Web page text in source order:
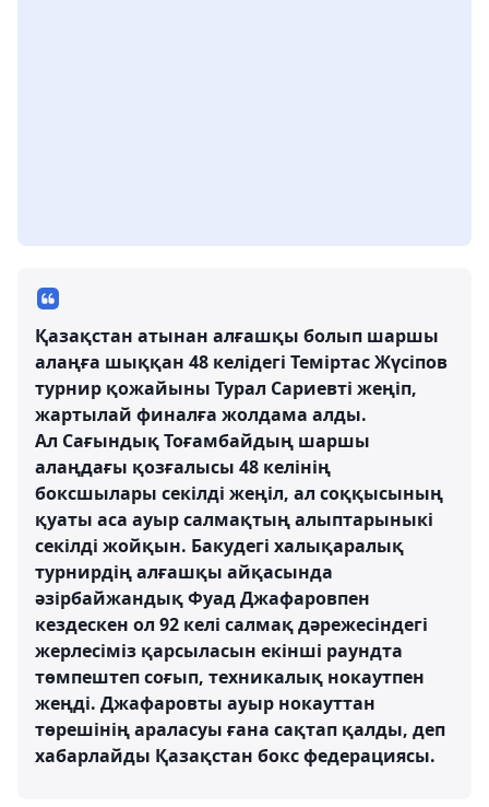
Қазақстан атынан алғашқы болып шаршы
алаңға шыққан 48 келідегі Теміртас Жүсіпов
турнир қожайыны Турал Сариевті жеңіп,
жартылай финалға жолдама алды.
Ал Сағындық Тоғамбайдың шаршы
алаңдағы қозғалысы 48 келінің
боксшылары секілді жеңіл, ал соққысының
қуаты аса ауыр салмақтың алыптарыныкі
секілді жойқын. Бакудегі халықаралық
турнирдің алғашқы айқасында
әзірбайжандық Фуад Джафаровпен
кездескен ол 92 келі салмақ дәрежесіндегі
жерлесіміз қарсыласын екінші раундта
төмпештеп соғып, техникалық нокаутпен
жеңді. Джафаровты ауыр нокауттан
төрешінің араласуы ғана сақтап қалды, деп
хабарлайды Қазақстан бокс федерациясы.